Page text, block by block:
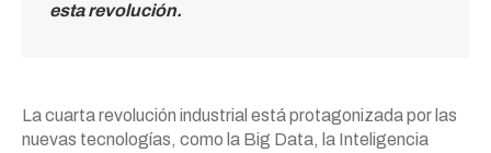
esta revolución.
La cuarta revolución industrial está protagonizada por las
nuevas tecnologías, como la Big Data, la Inteligencia